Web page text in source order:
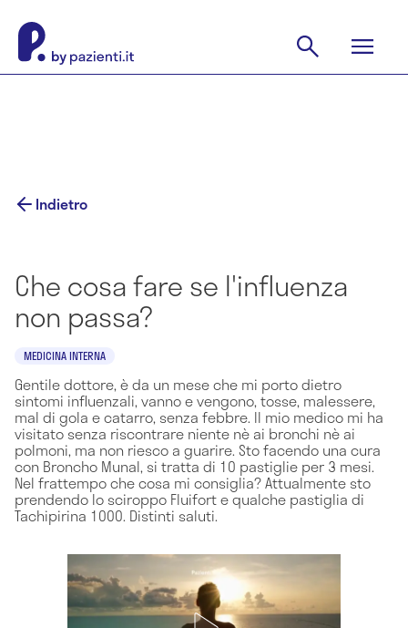
Indietro
Che cosa fare se l'influenza
non passa?
MEDICINA INTERNA
Gentile dottore, è da un mese che mi porto dietro
sintomi influenzali, vanno e vengono, tosse, malessere,
mal di gola e catarro, senza febbre. Il mio medico mi ha
visitato senza riscontrare niente nè ai bronchi nè ai
polmoni, ma non riesco a guarire. Sto facendo una cura
con Broncho Munal, si tratta di 10 pastiglie per 3 mesi.
Nel frattempo che cosa mi consiglia? Attualmente sto
prendendo lo sciroppo Fluifort e qualche pastiglia di
Tachipirina 1000. Distinti saluti.